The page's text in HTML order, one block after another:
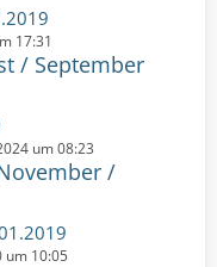
17:31
/ September
um 08:23
/
um 10:05